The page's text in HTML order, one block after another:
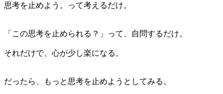
思考を止めよう。って考えるだけ。
「この思考を止められる？」って、自問するだけ。
それだけで、心が少し楽になる。
だったら、もっと思考を止めようとしてみる。